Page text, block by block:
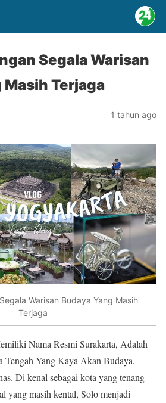
Segala Warisan
Masih Terjaga
1 tahun ago
Warisan Budaya Yang Masih
Terjaga
Nama Resmi Surakarta, Adalah
Tengah Yang Kaya Akan Budaya,
Di kenal sebagai kota yang tenang
yang masih kental, Solo menjadi